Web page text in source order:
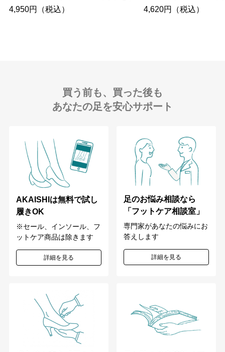
4,950円（税込） 4,620円（税込）
買う前も、買った後も
あなたの足を安心サポート
AKAISHIは無料で試し
履きOK
※セール、インソール、フ
ットケア商品は除きます
詳細を見る
足のお悩み相談なら
「フットケア相談室」
専門家があなたの悩みにお
答えします
詳細を見る